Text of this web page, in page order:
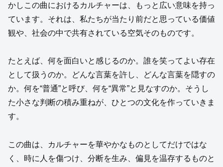
かしこの曲におけるカルチャーは、もっと広い意味を持っ
ています。それは、私たちが当たり前だと思っている価値
観や、社会の中で共有されている空気そのものです。
たとえば、何を面白いと感じるのか。誰を笑ってよい存在
として扱うのか。どんな言葉を許し、どんな言葉を隠すの
か。何を“普通”と呼び、何を“異常”と見なすのか。そうし
た小さな判断の積み重ねが、ひとつの文化を作っていきま
す。
この曲は、カルチャーを華やかなものとしてだけではな
く、時に人を傷つけ、分断を生み、偏見を温存するものと